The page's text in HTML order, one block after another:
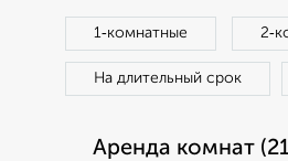
1‑комнатные
На длительный срок
Аренда комнат